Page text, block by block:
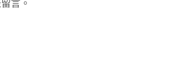
言。